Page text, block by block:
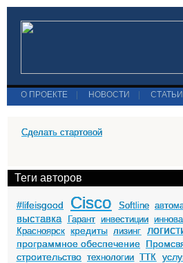
О ПРОЕКТЕ НОВОСТИ СТАТЬИ
Сделать стартовой
Теги авторов
#lifeisgood Cisco Softline
выставка
Гарант инвестиции
Красноярск кредиты лизинг
программное обеспечение
строительство технологии ТТК